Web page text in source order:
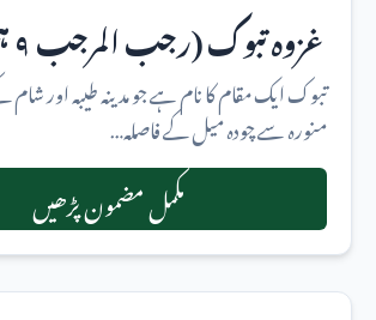
غزوہ تبوک (رجب المرجب ۹ ہجری)
تبوک ایک مقام کا نام ہے جو مدینہ طیبہ اور شام
منورہ سے چودہ میل کے فاصلہ…
مکمل مضمون پڑھیں